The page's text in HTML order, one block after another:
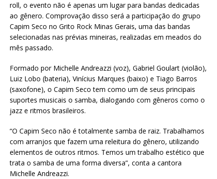
roll, o evento não é apenas um lugar para bandas dedicadas
ao gênero. Comprovação disso será a participação do grupo
Capim Seco no Grito Rock Minas Gerais, uma das bandas
selecionadas nas prévias mineiras, realizadas em meados do
mês passado.
Formado por Michelle Andreazzi (voz), Gabriel Goulart (violão),
Luiz Lobo (bateria), Vinícius Marques (baixo) e Tiago Barros
(saxofone), o Capim Seco tem como um de seus principais
suportes musicais o samba, dialogando com gêneros como o
jazz e ritmos brasileiros.
“O Capim Seco não é totalmente samba de raiz. Trabalhamos
com arranjos que fazem uma releitura do gênero, utilizando
elementos de outros ritmos. Temos um trabalho estético que
trata o samba de uma forma diversa”, conta a cantora
Michelle Andreazzi.